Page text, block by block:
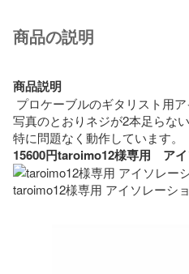
商品の説明
商品説明
プロケーブルのギタリスト用
写真のとおりネジが2本足らない
15600円taroimo12様専用　ア
taroimo12様専用 アイソレーシ